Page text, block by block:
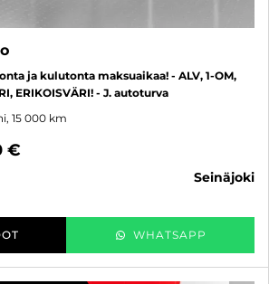
ja kulutonta maksuaikaa! - ALV, 1-OM,
ERIKOISVÄRI! - J. autoturva
15 000 km
€
seinäjoki
WHATSAPP